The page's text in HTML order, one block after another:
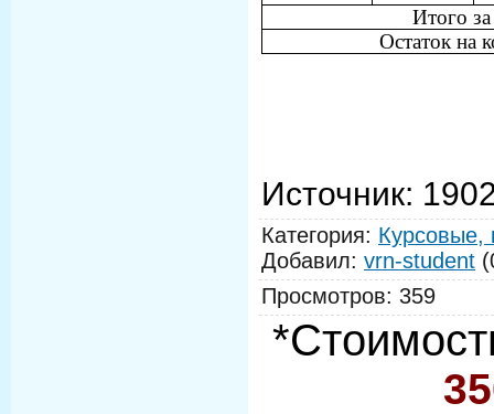
Итого
Остаток на
Источник:
Категория: Курсовые,
Добавил: vrn-student
Просмотров: 359